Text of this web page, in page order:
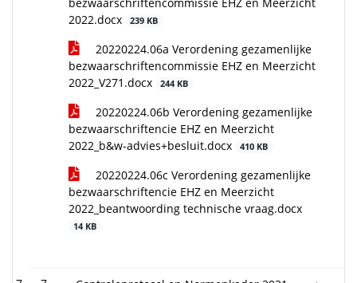
2022.docx
239 KB
20220224.06a Verordening gezamenlijke
bezwaarschriftencommissie EHZ en Meerzicht
2022_V271.docx
244 KB
20220224.06b Verordening gezamenlijke
bezwaarschriftencie EHZ en Meerzicht
2022_b&w-advies+besluit.docx
410 KB
20220224.06c Verordening gezamenlijke
bezwaarschriftencie EHZ en Meerzicht
2022_beantwoording technische vraag.docx
14 KB